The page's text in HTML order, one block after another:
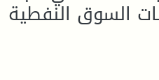
السوق النفطية